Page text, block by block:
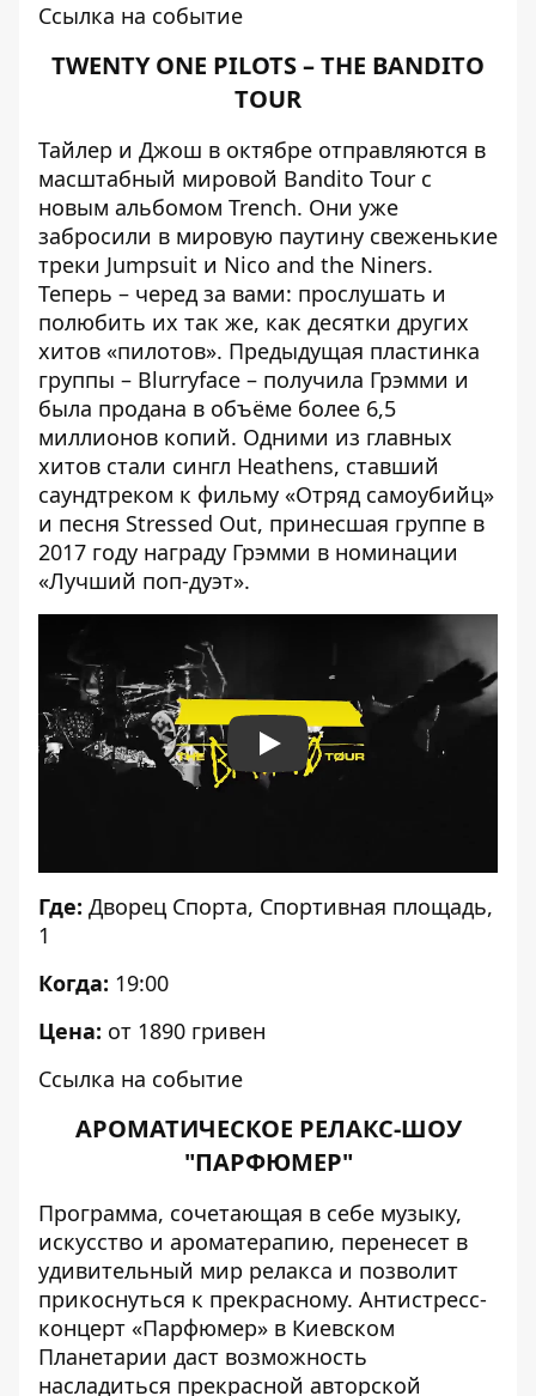
Ссылка на событие
TWENTY ONE PILOTS – THE BANDITO
TOUR
Тайлер и Джош в октябре отправляются в
масштабный мировой Bandito Tour с
новым альбомом Trench. Они уже
забросили в мировую паутину свеженькие
треки Jumpsuit и Nico and the Niners.
Теперь – черед за вами: прослушать и
полюбить их так же, как десятки других
хитов «пилотов». Предыдущая пластинка
группы – Blurryface – получила Грэмми и
была продана в объёме более 6,5
миллионов копий. Одними из главных
хитов стали сингл Heathens, ставший
саундтреком к фильму «Отряд самоубийц»
и песня Stressed Out, принесшая группе в
2017 году награду Грэмми в номинации
«Лучший поп-дуэт».
Play
Где: Дворец Спорта, Спортивная площадь,
1
Когда: 19:00
Цена: от 1890 гривен
Ссылка на событие
АРОМАТИЧЕСКОЕ РЕЛАКС-ШОУ
"ПАРФЮМЕР"
Программа, сочетающая в себе музыку,
искусство и ароматерапию, перенесет в
удивительный мир релакса и позволит
прикоснуться к прекрасному. Антистресс-
концерт «Парфюмер» в Киевском
Планетарии даст возможность
насладиться прекрасной авторской